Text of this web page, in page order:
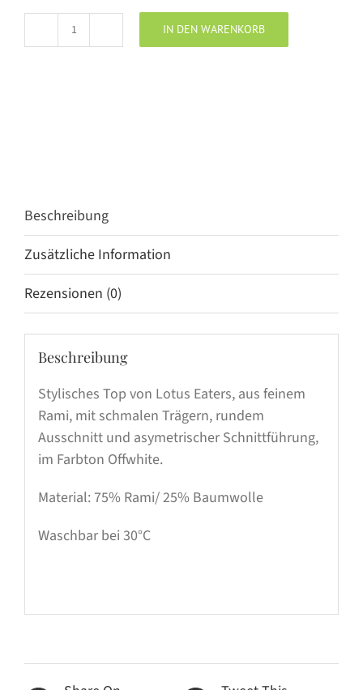
Lotus
IN DEN WARENKORB
Beschreibung
Zusätzliche Information
Rezensionen (0)
Beschreibung
Stylisches Top von Lotus Eaters, aus feinem
Rami, mit schmalen Trägern, rundem
Ausschnitt und asymetrischer Schnittführung,
im Farbton Offwhite.
Material: 75% Rami/ 25% Baumwolle
Waschbar bei 30°C